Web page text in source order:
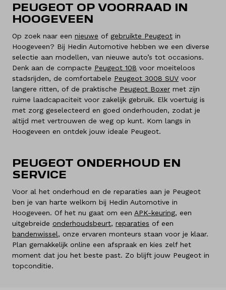
PEUGEOT OP VOORRAAD IN
HOOGEVEEN
Op zoek naar een nieuwe of gebruikte Peugeot in
Hoogeveen? Bij Hedin Automotive hebben we een diverse
selectie aan modellen, van nieuwe auto’s tot occasions.
Denk aan de compacte Peugeot 108 voor moeiteloos
stadsrijden, de comfortabele Peugeot 3008 SUV voor
langere ritten, of de praktische Peugeot Boxer met zijn
ruime laadcapaciteit voor zakelijk gebruik. Elk voertuig is
met zorg geselecteerd en goed onderhouden, zodat je
altijd met vertrouwen de weg op kunt. Kom langs in
Hoogeveen en ontdek jouw ideale Peugeot.
PEUGEOT ONDERHOUD EN
SERVICE
Voor al het onderhoud en de reparaties aan je Peugeot
ben je van harte welkom bij Hedin Automotive in
Hoogeveen. Of het nu gaat om een APK-keuring, een
uitgebreide onderhoudsbeurt, reparaties of een
bandenwissel, onze ervaren monteurs staan voor je klaar.
Plan gemakkelijk online een afspraak en kies zelf het
moment dat jou het beste past. Zo blijft jouw Peugeot in
topconditie.